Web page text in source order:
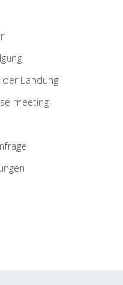
Landung
meeting